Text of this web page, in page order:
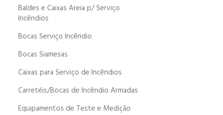
Baldes e Caixas Areia p/ Serviço
Incêndios
Bocas Serviço Incêndio
Bocas Siamesas
Caixas para Serviço de Incêndios
Carretéis/Bocas de Incêndio Armadas
Equipamentos de Teste e Medição